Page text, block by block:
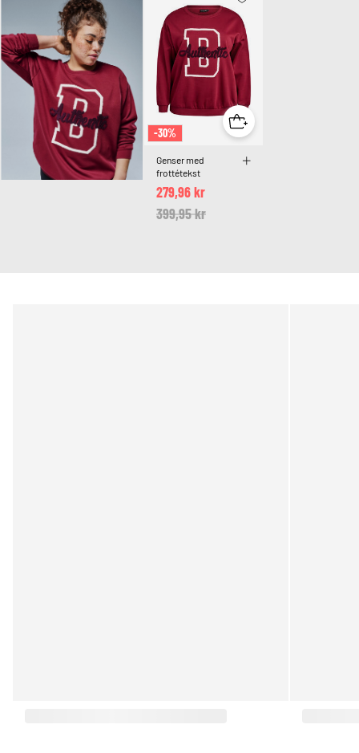
-30%
Genser med
frottétekst
Price reduced from
399,95 kr
279,96 kr